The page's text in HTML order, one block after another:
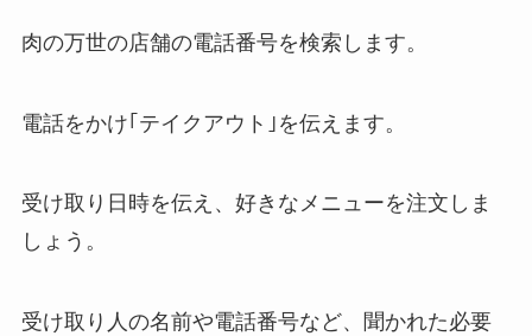
肉の万世の店舗の電話番号を検索します。
電話をかけ｢テイクアウト｣を伝えます。
受け取り日時を伝え、好きなメニューを注文しま
しょう。
受け取り人の名前や電話番号など、聞かれた必要